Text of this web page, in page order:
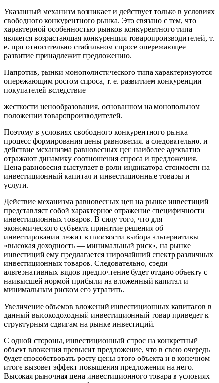
Указанный механизм возникает и действует только в условиях
свободного конкурентного рынка. Это связано с тем, что
характерной особенностью рынков конкурентного типа
является возрастающая конкуренция товаропроизводителей, т.
е. при относительно стабильном спросе опережающее
развитие принадлежит предложению.
Напротив, рынки монополистического типа характеризуются
опережающим ростом спроса, т. е. развитием конкуренции
покупателей вследствие
жесткости ценообразования, основанном на монопольном
положении товаропроизводителей.
Поэтому в условиях свободного конкурентного рынка
процесс формирования цены равновесия, а следовательно, и
действие механизма равновесных цен наиболее адекватно
отражают динамику соотношения спроса и предложения.
Цена равновесия выступает в роли индикатора стоимости на
инвестиционный капитал и инвестиционные товары и
услуги.
Действие механизма равновесных цен на рынке инвестиций
представляет собой характерное отражение специфичности
инвестиционных товаров. В силу того, что для
экономического субъекта принятие решения об
инвестировании лежит в плоскости выбора альтернативы
«высокая доходность — минимальный риск», на рынке
инвестиций ему предлагается широчайший спектр различных
инвестиционных товаров. Следовательно, среди
альтернативных видов предпочтение будет отдано объекту с
наивысшей нормой прибыли на вложенный капитал и
минимальным риском его утратить.
Увеличение объемов вложений инвестиционных капиталов в
данный высокодоходный инвестиционный товар приведет к
структурным сдвигам на рынке инвестиций.
С одной стороны, инвестиционный спрос на конкретный
объект вложения превысит предложение, что в свою очередь
будет способствовать росту цены этого объекта и в конечном
итоге вызовет эффект повышения предложения на него.
Высокая рыночная цена инвестиционного товара в условиях